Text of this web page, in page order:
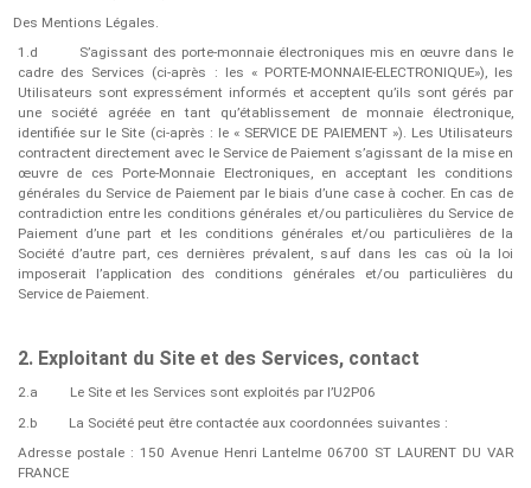
Des Mentions Légales.
1.d
S’agissant des porte-monnaie électroniques mis en œuvre dans le
cadre des Services (ci-après : les « ​PORTE-MONNAIE-ELECTRONIQUE»), les
Utilisateurs sont expressément informés et acceptent qu’ils sont gérés par
une société agréée en tant qu’établissement de monnaie électronique,
identifiée sur le Site (ci-après : le « ​SERVICE DE PAIEMENT​ »). Les Utilisateurs
contractent directement avec le Service de Paiement s’agissant de la mise en
œuvre de ces Porte-Monnaie Electroniques, en acceptant les conditions
générales du Service de Paiement par le biais d’une case à cocher. En cas de
contradiction entre les conditions générales et/ou particulières du Service de
Paiement d’une part et les conditions générales et/ou particulières de la
Société d’autre part, ces dernières prévalent, sauf dans les cas où la loi
imposerait l’application des conditions générales et/ou particulières du
Service de Paiement.
2. Exploitant du Site et des Services, contact
2.a
Le Site et les Services sont exploités par l’U2P06
2.b
La Société peut être contactée aux coordonnées suivantes :
Adresse postale : 150 Avenue Henri Lantelme 06700 ST LAURENT DU VAR
FRANCE